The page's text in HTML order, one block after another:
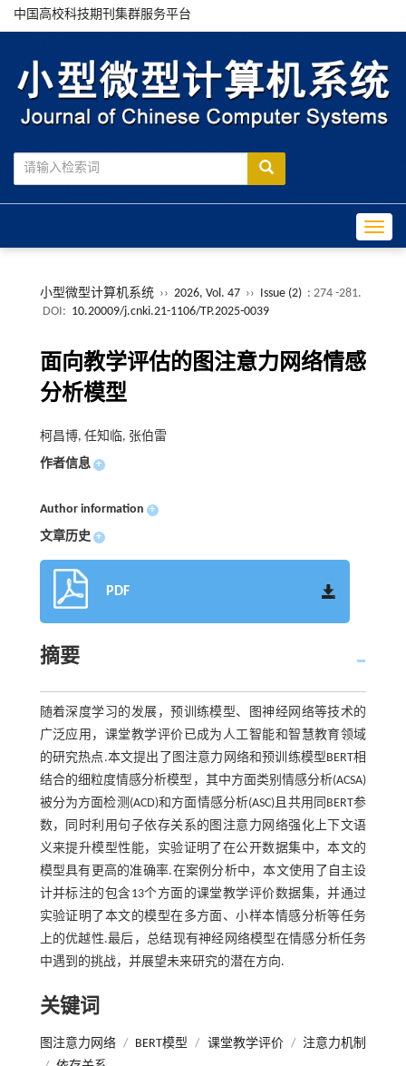
中国高校科技期刊集群服务平台
小型微型计算机系统 ›› 2026, Vol. 47 ›› Issue (2) : 274 -281.
DOI: 10.20009/j.cnki.21-1106/TP.2025-0039
面向教学评估的图注意力网络情感
分析模型
柯昌博, 任知临, 张伯雷
作者信息 +
Author information +
文章历史 +
PDF
摘要
随着深度学习的发展，预训练模型、图神经网络等技术的
广泛应用，课堂教学评价已成为人工智能和智慧教育领域
的研究热点.本文提出了图注意力网络和预训练模型BERT相
结合的细粒度情感分析模型，其中方面类别情感分析(ACSA)
被分为方面检测(ACD)和方面情感分析(ASC)且共用同BERT参
数，同时利用句子依存关系的图注意力网络强化上下文语
义来提升模型性能，实验证明了在公开数据集中，本文的
模型具有更高的准确率.在案例分析中，本文使用了自主设
计并标注的包含13个方面的课堂教学评价数据集，并通过
实验证明了本文的模型在多方面、小样本情感分析等任务
上的优越性.最后，总结现有神经网络模型在情感分析任务
中遇到的挑战，并展望未来研究的潜在方向.
关键词
图注意力网络 / BERT模型 / 课堂教学评价 / 注意力机制